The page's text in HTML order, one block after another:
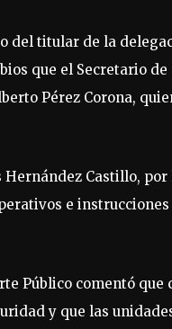
del titular de la
que el Secretario
Pérez Corona,
Hernández Castillo,
e
Público comentó
y que las